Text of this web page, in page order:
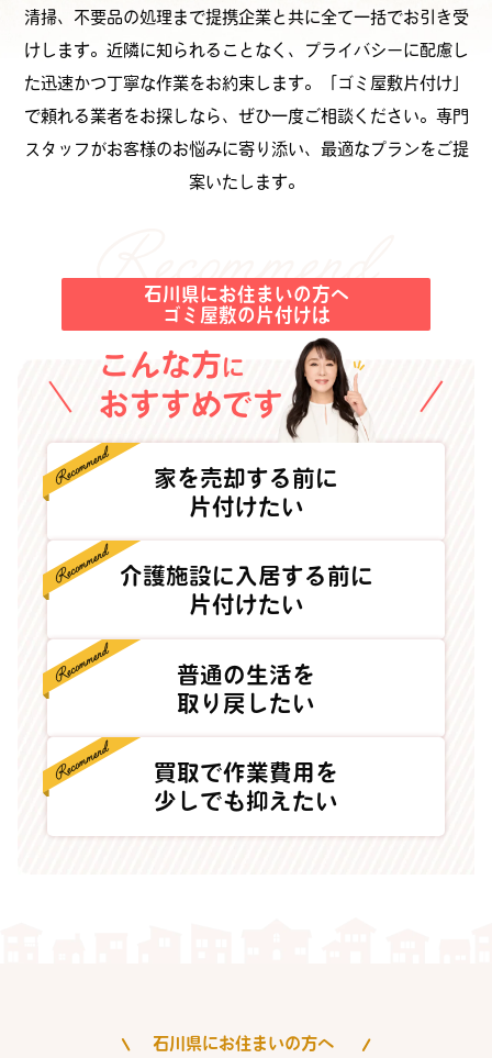
清掃、不要品の処理まで提携企業と共に全て一括でお引き受
けします。近隣に知られることなく、プライバシーに配慮し
た迅速かつ丁寧な作業をお約束します。「ゴミ屋敷片付け」
で頼れる業者をお探しなら、ぜひ一度ご相談ください。専門
スタッフがお客様のお悩みに寄り添い、最適なプランをご提
案いたします。
石川県にお住まいの方へ
ゴミ屋敷の片付けは
こんな方に
おすすめです
家を売却する前に
片付けたい
介護施設に入居する前に
片付けたい
普通の生活を
取り戻したい
買取で作業費用を
少しでも抑えたい
石川県にお住まいの方へ